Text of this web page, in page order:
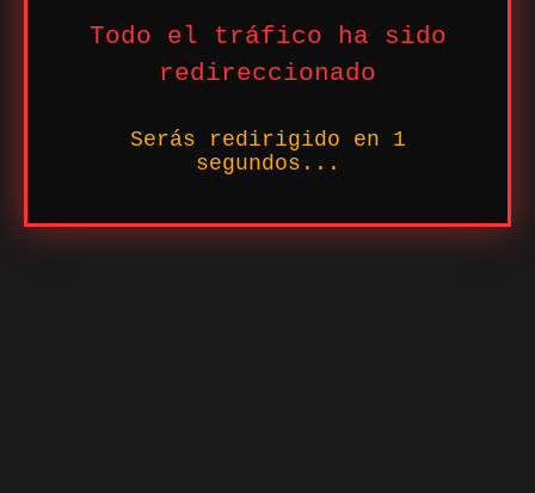
Todo el tráfico ha sido
redireccionado
Serás redirigido en 1
segundos...